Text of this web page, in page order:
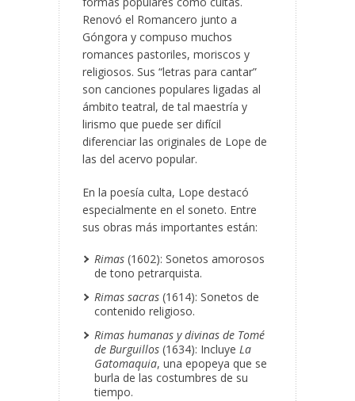
Renovó el Romancero junto a
Góngora y compuso muchos
romances pastoriles, moriscos y
religiosos. Sus “letras para cantar”
son canciones populares ligadas al
ámbito teatral, de tal maestría y
lirismo que puede ser difícil
diferenciar las originales de Lope de
las del acervo popular.
En la poesía culta, Lope destacó
especialmente en el soneto. Entre
sus obras más importantes están:
Rimas (1602): Sonetos amorosos
de tono petrarquista.
Rimas sacras (1614): Sonetos de
contenido religioso.
Rimas humanas y divinas de Tomé
de Burguillos (1634): Incluye La
Gatomaquia, una epopeya que se
burla de las costumbres de su
tiempo.